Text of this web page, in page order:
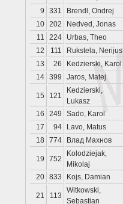
9
331 Brendl, Ondrej
10 202 Nedved, Jonas
11
224 Urbas, Theo
12
111 Rukstela, Nerijus
13
26 Kedzierski, Karol
14 399 Jaros, Matej
15 121
Kedzierski,
Lukasz
16 249 Sado, Karol
17
94 Lavo, Matus
18
774 Влад Махнов
19 752
Kolodziejak,
Mikolaj
20 833 Kojs, Damian
21 113
Witkowski,
Sebastian